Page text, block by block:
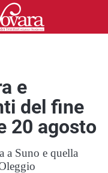
e
del fine
20 agosto
a Suno e quella